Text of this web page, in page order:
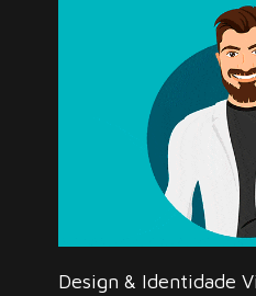
Design &
Design & Identidade